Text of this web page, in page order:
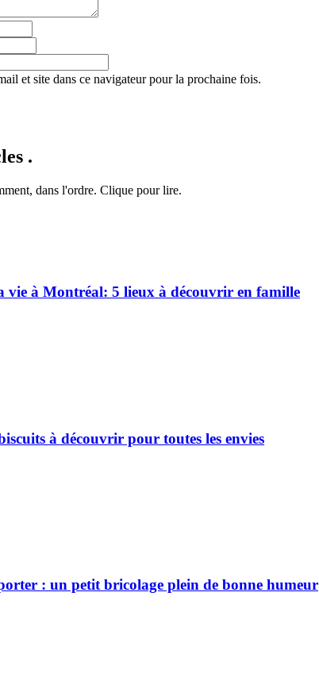
et site dans ce navigateur pour la prochaine fois.
.
dans l'ordre. Clique pour lire.
vie à Montréal: 5 lieux à découvrir en famille
à découvrir pour toutes les envies
: un petit bricolage plein de bonne humeur